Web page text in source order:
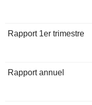
Rapport 1er trimestre
Rapport annuel